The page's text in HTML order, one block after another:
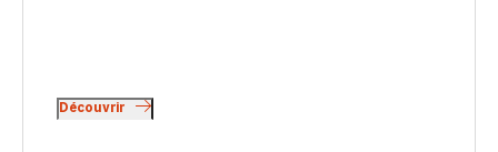
Découvrir